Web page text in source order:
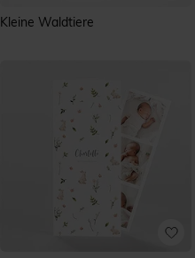
Kleine Waldtiere